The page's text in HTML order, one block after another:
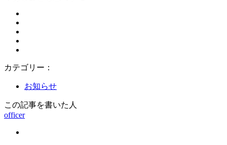
カテゴリー：
お知らせ
この記事を書いた人
officer